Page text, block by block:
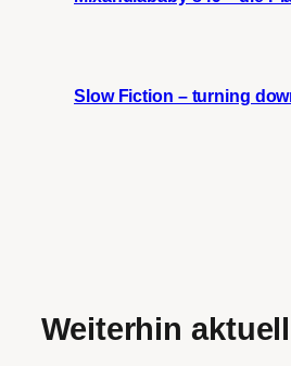
Slow Fiction – turning
Weiterhin aktuell